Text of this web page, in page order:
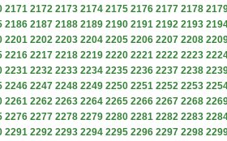
2171 2172 2173 2174 2175 2176 2177 2178
2186 2187 2188 2189 2190 2191 2192 2193
2201 2202 2203 2204 2205 2206 2207 2208
2216 2217 2218 2219 2220 2221 2222 2223
2231 2232 2233 2234 2235 2236 2237 2238
2246 2247 2248 2249 2250 2251 2252 2253
2261 2262 2263 2264 2265 2266 2267 2268
2276 2277 2278 2279 2280 2281 2282 2283
2291 2292 2293 2294 2295 2296 2297 2298